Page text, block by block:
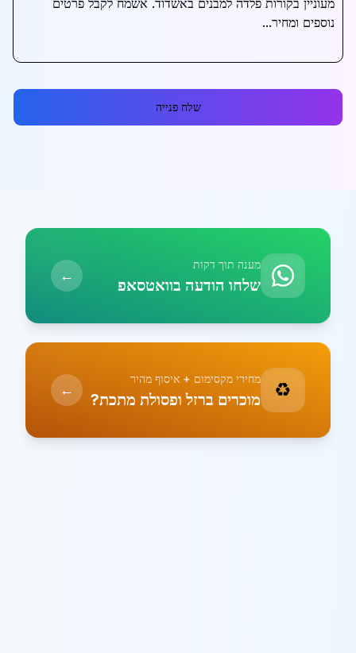
שלח פנייה
מענה תוך דקות
שלחו הודעה בוואטסאפ ←
♻️ מחירי מקסימום + איסוף מהיר
מוכרים ברזל ופסולת מתכת? ←